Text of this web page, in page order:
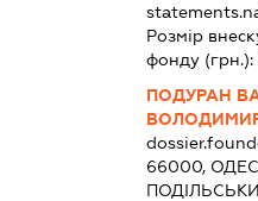
Розмір
фонду (грн.):
ПОДУРАН
66000,